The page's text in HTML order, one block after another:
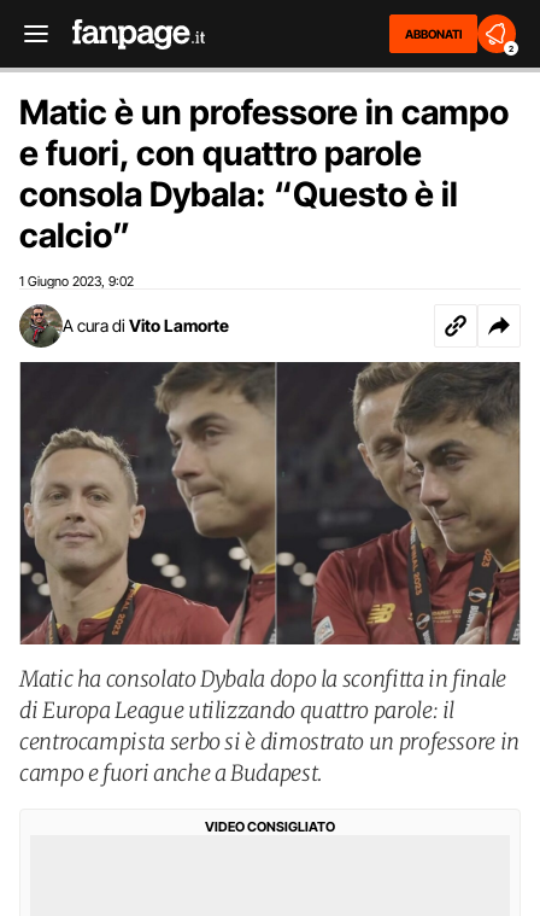
ABBONATI
2
Matic è un professore in campo
e fuori, con quattro parole
consola Dybala: “Questo è il
calcio”
1 Giugno 2023 9:02
A cura di Vito Lamorte
Matic ha consolato Dybala dopo la sconfitta in finale
di Europa League utilizzando quattro parole: il
centrocampista serbo si è dimostrato un professore in
campo e fuori anche a Budapest.
VIDEO CONSIGLIATO